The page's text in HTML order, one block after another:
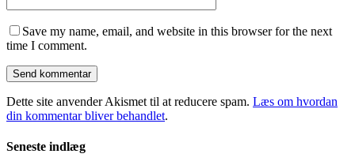
Save my name, email, and website in this browser for the next
time I comment.
Dette site anvender Akismet til at reducere spam. Læs om hvordan
din kommentar bliver behandlet.
Seneste indlæg